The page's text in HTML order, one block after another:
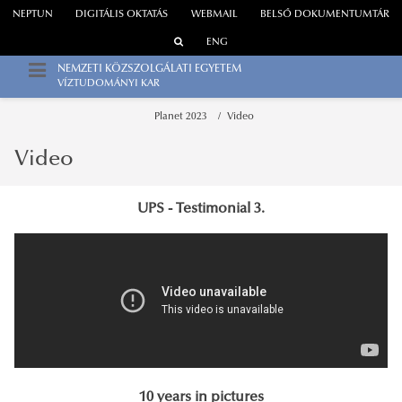
WEBMAIL
NEPTUN DIGITÁLIS OKTATÁS BELSŐ DOKUMENTUMTÁR
ENG
NEMZETI KÖZSZOLGÁLATI EGYETEM
VÍZTUDOMÁNYI KAR
Planet 2023 Video
Video
UPS - Testimonial 3.
10 years in pictures